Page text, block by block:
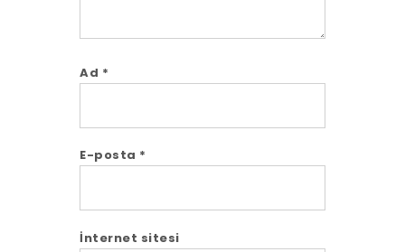
Ad *
E-posta *
İnternet sitesi